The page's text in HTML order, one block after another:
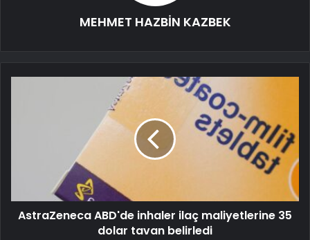
MEHMET HAZBİN KAZBEK
AstraZeneca ABD'de inhaler ilaç maliyetlerine 35
dolar tavan belirledi